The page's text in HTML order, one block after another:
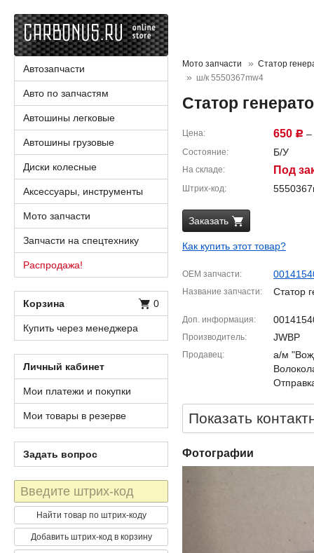
Мото запчасти
Статор
ш/к 5550367mw4
Статор
Цена 650 Р –
Состояние Б/У
На складе Под
Штрих-код
Заказать
Как купить этот товар?
OEM запчасти
Название запчасти Статор
Доп. информация
Производитель JWBP
Продавец
а/м
Показать
Фотографии
Автозапчасти
Авто по запчастям
Автошины легковые
Автошины грузовые
Диски колесные
Аксессуары, инструменты
Мото запчасти
Запчасти на спецтехнику
Распродажа!
Корзина 0
Купить через менеджера
Личный кабинет
Мои платежи и покупки
Мои товары в резерве
Задать вопрос
Штрих-
код
Найти товар по штрих-коду
Добавить штрих-код в корзину